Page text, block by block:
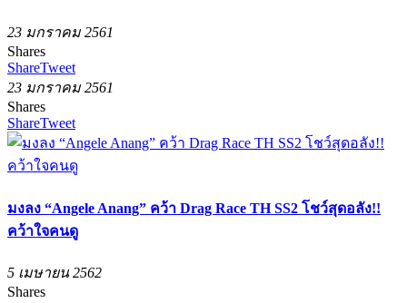
23 มกราคม 2561
Shares
ShareTweet
23 มกราคม 2561
Shares
ShareTweet
มงลง “Angele Anang” คว้า Drag Race TH SS2 โชว์สุดอลัง!!
คว้าใจคนดู
5 เมษายน 2562
Shares